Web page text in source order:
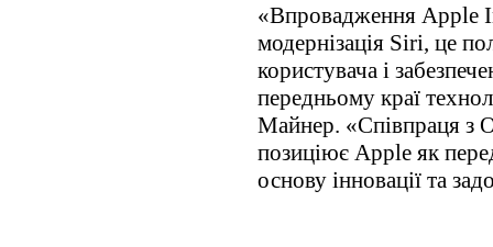
«Впровадження Apple
модернізація Siri, це
користувача і
передньому краї
Майнер. «Співпраця з
позиціює Apple як
основу інновації та